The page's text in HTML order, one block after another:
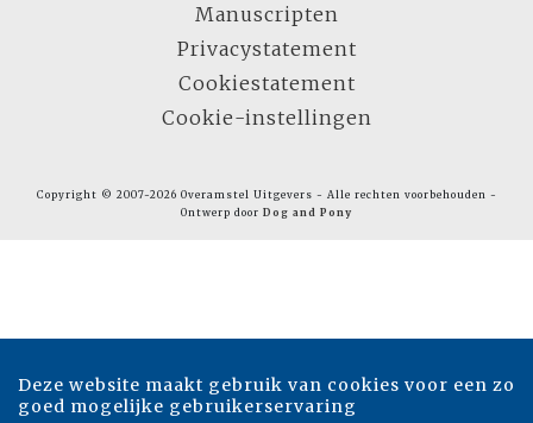
Manuscripten
Privacystatement
Cookiestatement
Cookie-instellingen
Copyright © 2007-2026 Overamstel Uitgevers - Alle rechten voorbehouden -
Ontwerp door Dog and Pony
Deze website maakt gebruik van cookies voor een zo
goed mogelijke gebruikerservaring